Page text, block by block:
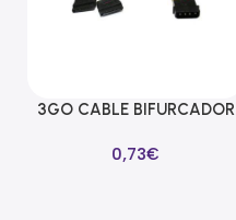
Añadir Al Carrito
3GO CABLE BIFURCADOR
0,73€